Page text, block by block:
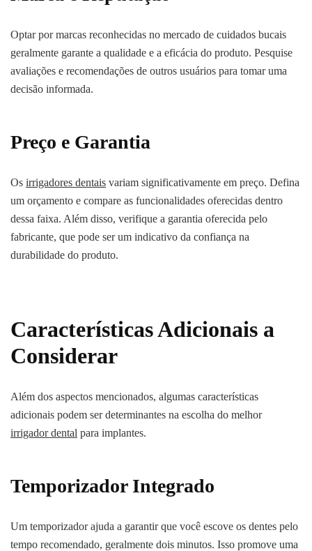
Optar por marcas reconhecidas no mercado de cuidados bucais
geralmente garante a qualidade e a eficácia do produto. Pesquise
avaliações e recomendações de outros usuários para tomar uma
decisão informada.
Preço e Garantia
Os irrigadores dentais variam significativamente em preço. Defina
um orçamento e compare as funcionalidades oferecidas dentro
dessa faixa. Além disso, verifique a garantia oferecida pelo
fabricante, que pode ser um indicativo da confiança na
durabilidade do produto.
Características Adicionais a
Considerar
Além dos aspectos mencionados, algumas características
adicionais podem ser determinantes na escolha do melhor
irrigador dental para implantes.
Temporizador Integrado
Um temporizador ajuda a garantir que você escove os dentes pelo
tempo recomendado, geralmente dois minutos. Isso promove uma